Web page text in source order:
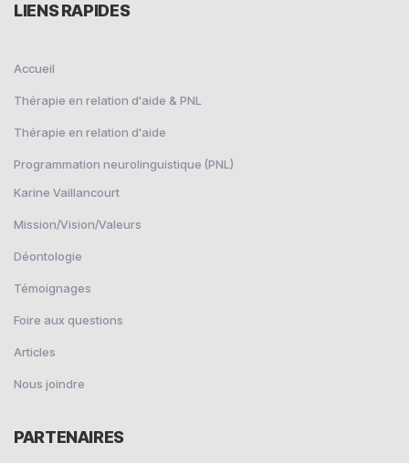
LIENS RAPIDES
Accueil
Thérapie en relation d'aide & PNL
Thérapie en relation d'aide
Programmation neurolinguistique (PNL)
Karine Vaillancourt
Mission/Vision/Valeurs
Déontologie
Témoignages
Foire aux questions
Articles
Nous joindre
PARTENAIRES